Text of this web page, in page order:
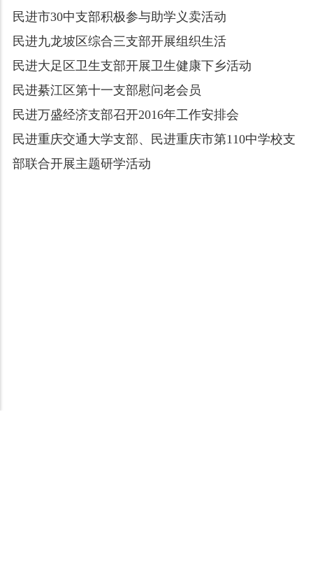
民进市30中支部积极参与助学义卖活动
民进九龙坡区综合三支部开展组织生活
民进大足区卫生支部开展卫生健康下乡活动
民进綦江区第十一支部慰问老会员
民进万盛经济支部召开2016年工作安排会
民进重庆交通大学支部、民进重庆市第110中学校支
部联合开展主题研学活动